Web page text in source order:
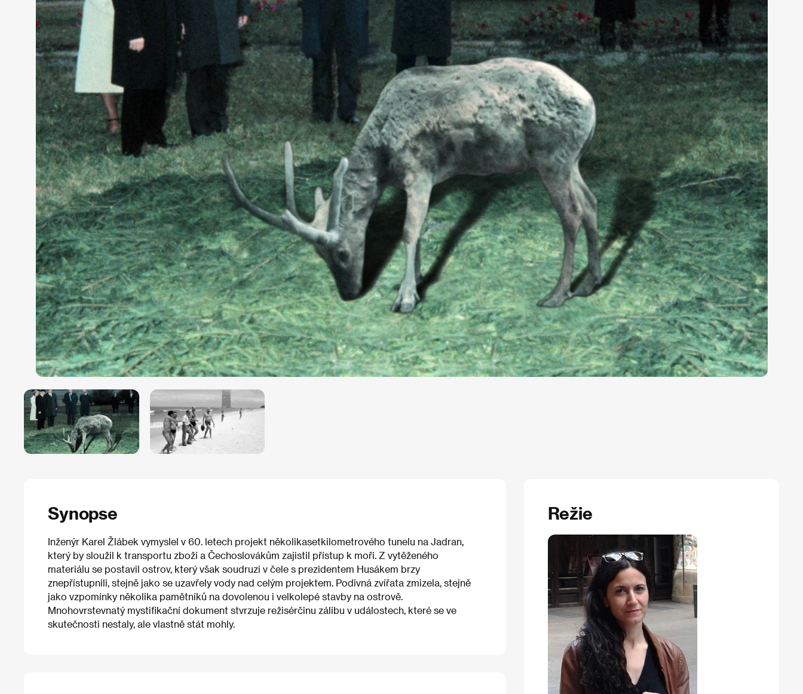
Synopse
Inženýr Karel Žlábek vymyslel v 60. letech projekt několikasetkilometrového tunelu na Jadran,
který by sloužil k transportu zboží a Čechoslovákům zajistil přístup k moři. Z vytěženého
materiálu se postavil ostrov, který však soudruzi v čele s prezidentem Husákem brzy
znepřístupnili, stejně jako se uzavřely vody nad celým projektem. Podivná zvířata zmizela, stejně
jako vzpomínky několika pamětníků na dovolenou i velkolepé stavby na ostrově.
Mnohovrstevnatý mystifikační dokument stvrzuje režisérčinu zálibu v událostech, které se ve
skutečnosti nestaly, ale vlastně stát mohly.
Režie